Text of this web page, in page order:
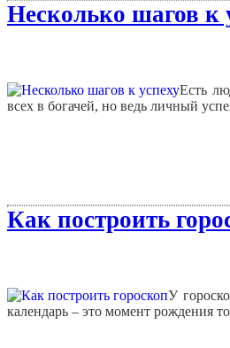
Несколько шагов к
Есть
всех в богачей, но ведь личный
Как построить
У
календарь – это момент рождения